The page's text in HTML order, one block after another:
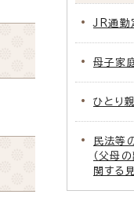
JR通勤
母子家
ひとり
民法等
（父母
関する